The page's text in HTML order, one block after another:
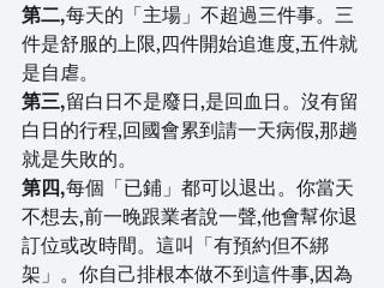
第二,每天的「主場」不超過三件事。三
件是舒服的上限,四件開始追進度,五件就
是自虐。
第三,留白日不是廢日,是回血日。沒有留
白日的行程,回國會累到請一天病假,那趟
就是失敗的。
第四,每個「已鋪」都可以退出。你當天
不想去,前一晚跟業者說一聲,他會幫你退
訂位或改時間。這叫「有預約但不綁
架」。你自己排根本做不到這件事,因為